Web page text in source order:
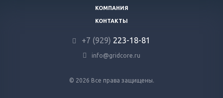
© 2026 Все права защищены.
КОМПАНИЯ
КОНТАКТЫ
+7 (929) 223-18-81
info@gridcore.ru